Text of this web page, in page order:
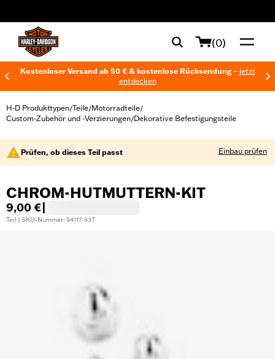
(0)
Kostenloser Versand ab 50 € & kostenlose Rücksendung – jetzt
entdecken
H-D Produkttypen/Teile/Motorradteile/
Custom-Zubehör und -Verzierungen/Dekorative Befestigungsteile
Prüfen, ob dieses Teil passt Einbau prüfen
CHROM-HUTMUTTERN-KIT
9,00 €
Teil | SKU-Nummer: 94117-93T